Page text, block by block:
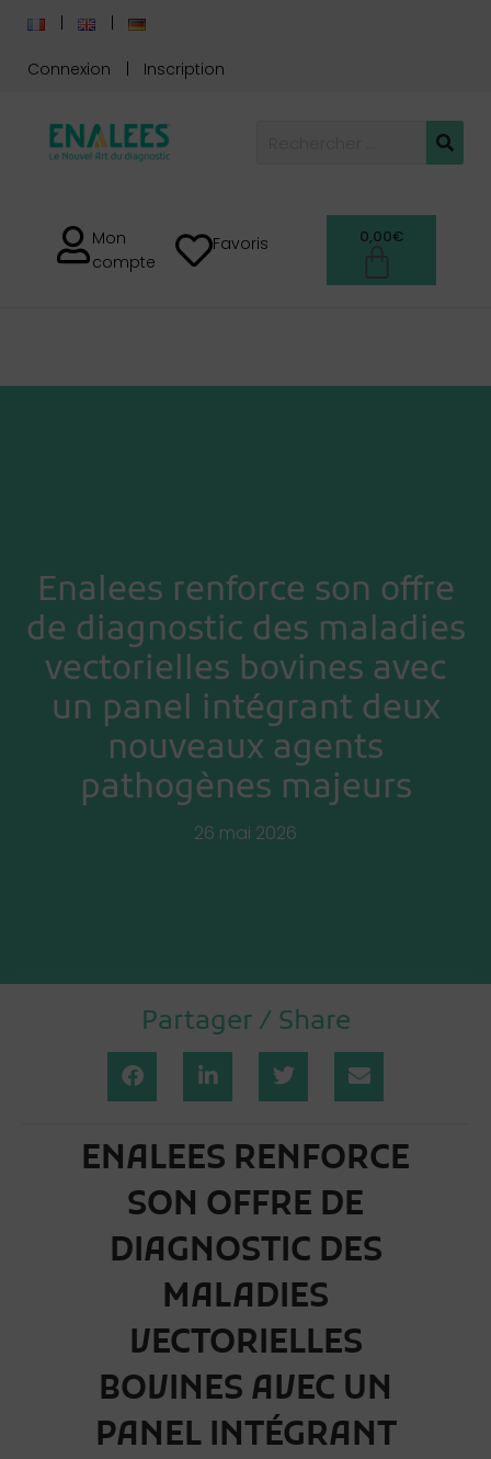
Connexion Inscription
Mon
compte
Favoris 0,00€
Enalees renforce son offre
de diagnostic des maladies
vectorielles bovines avec
un panel intégrant deux
nouveaux agents
pathogènes majeurs
26 mai 2026
Partager / Share
ENALEES RENFORCE
SON OFFRE DE
DIAGNOSTIC DES
MALADIES
VECTORIELLES
BOVINES AVEC UN
PANEL INTÉGRANT